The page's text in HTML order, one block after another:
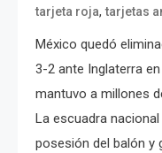
tarjeta roja,tarjetas
México quedó
3-2 ante Inglaterra
mantuvo a millones
La escuadra
posesión del balón y